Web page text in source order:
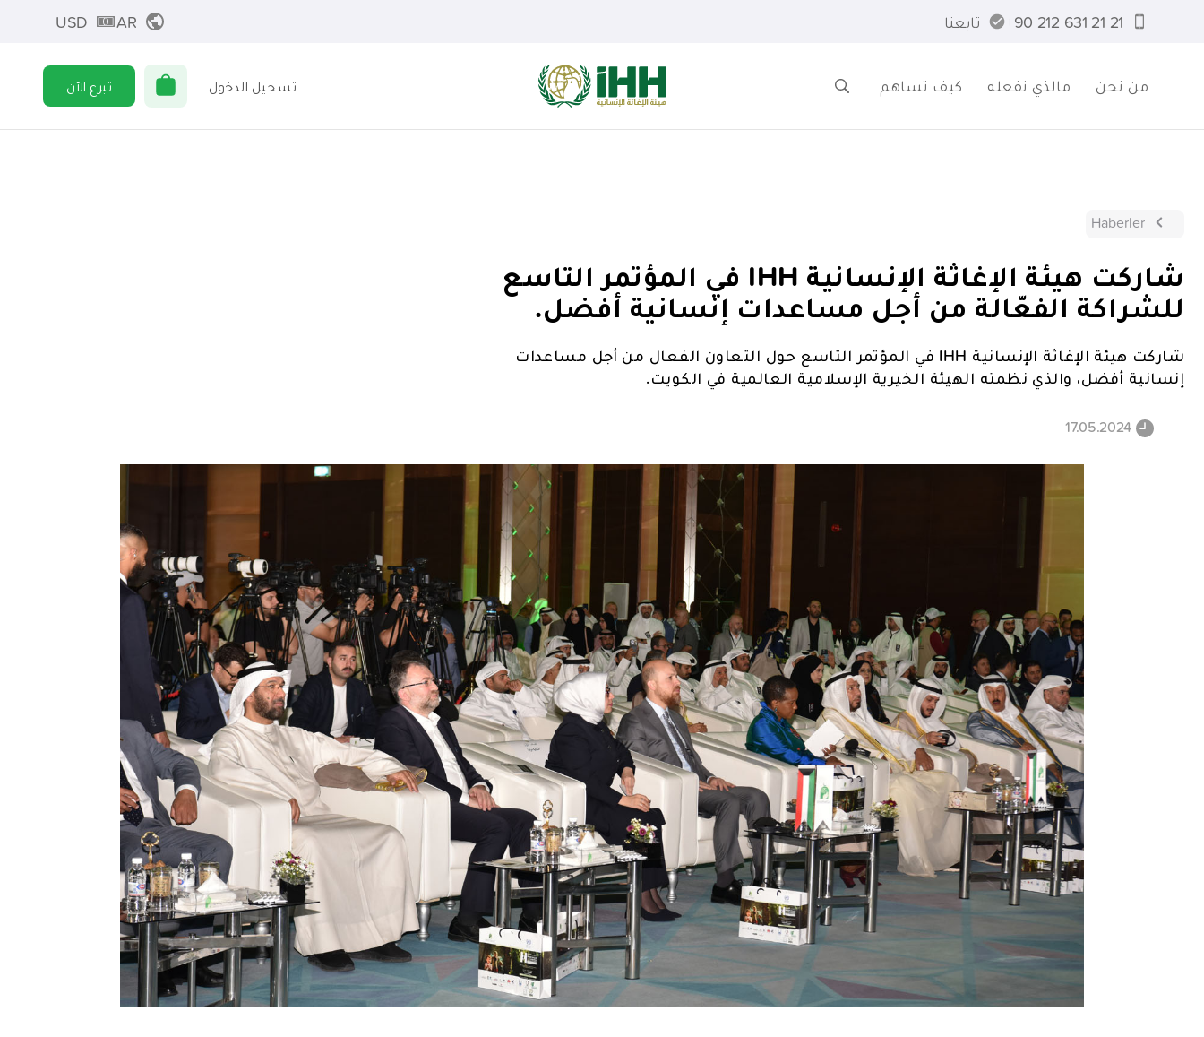
21 21 631 212 90+ تابعنا AR
USD
من نحن مالذي نفعله كيف تساهم تسجيل الدخول تبرع الآن
Haberler
شاركت هيئة الإغاثة الإنسانية IHH في المؤتمر التاسع
للشراكة الفعّالة من أجل مساعدات إنسانية أفضل.
شاركت هيئة الإغاثة الإنسانية IHH في المؤتمر التاسع حول التعاون الفعال من أجل مساعدات
إنسانية أفضل، والذي نظمته الهيئة الخيرية الإسلامية العالمية في الكويت.
17.05.2024